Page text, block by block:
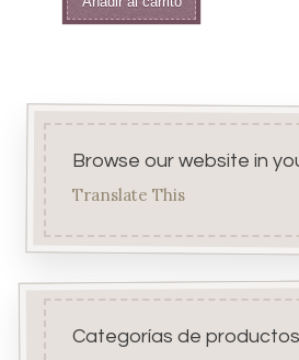
Browse our website in
Translate This
Categorías de productos